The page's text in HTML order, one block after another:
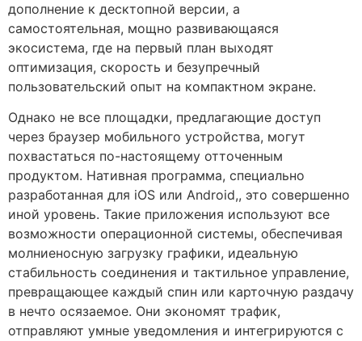
дополнение к десктопной версии, а
самостоятельная, мощно развивающаяся
экосистема, где на первый план выходят
оптимизация, скорость и безупречный
пользовательский опыт на компактном экране.
Однако не все площадки, предлагающие доступ
через браузер мобильного устройства, могут
похвастаться по-настоящему отточенным
продуктом. Нативная программа, специально
разработанная для iOS или Android,, это совершенно
иной уровень. Такие приложения используют все
возможности операционной системы, обеспечивая
молниеносную загрузку графики, идеальную
стабильность соединения и тактильное управление,
превращающее каждый спин или карточную раздачу
в нечто осязаемое. Они экономят трафик,
отправляют умные уведомления и интегрируются с